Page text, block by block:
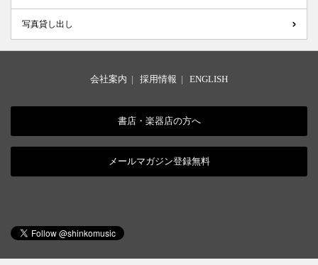
写真貸し出し
会社案内 | 採用情報 | ENGLISH
書店・楽器店の方へ
メールマガジン登録無料